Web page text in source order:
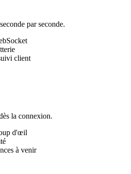
par seconde.
client
la connexion.
d'œil
à venir